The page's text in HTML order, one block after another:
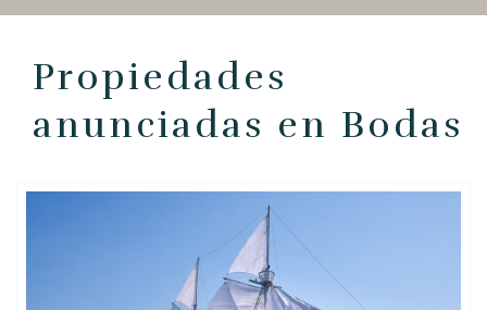
Propiedades
anunciadas en Bodas